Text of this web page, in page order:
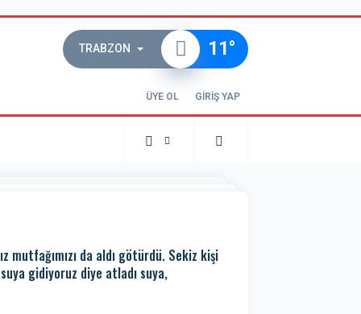
TRABZON 11°
ÜYE OL GİRİŞ YAP
mutfağımızı da aldı götürdü. Sekiz kişi
gidiyoruz diye atladı suya,